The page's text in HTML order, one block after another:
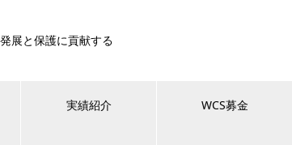
展と保護に貢献する
実績紹介 WCS募金